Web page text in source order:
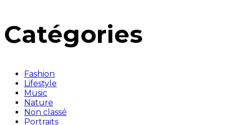
Catégories
Fashion
Lifestyle
Music
Nature
Non classé
Portraits